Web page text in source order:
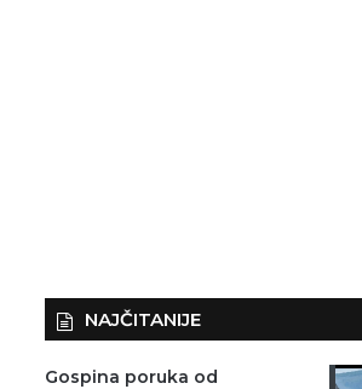
NAJČITANIJE
Gospina poruka od